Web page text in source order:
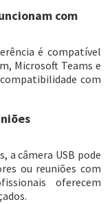
com
é compatível
Microsoft Teams e
com
a câmera USB pode
ou reuniões com
oferecem